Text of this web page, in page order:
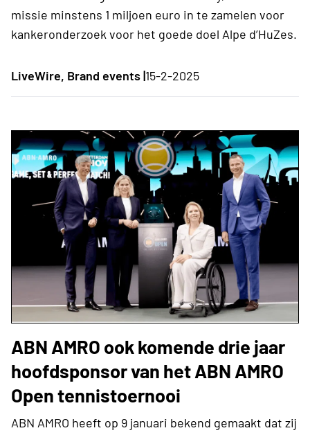
missie minstens 1 miljoen euro in te zamelen voor
kankeronderzoek voor het goede doel Alpe d’HuZes.
LiveWire, Brand events |15-2-2025
ABN AMRO ook komende drie jaar
hoofdsponsor van het ABN AMRO
Open tennistoernooi
ABN AMRO heeft op 9 januari bekend gemaakt dat zij